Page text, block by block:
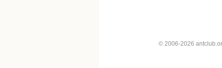
© 2006-2026